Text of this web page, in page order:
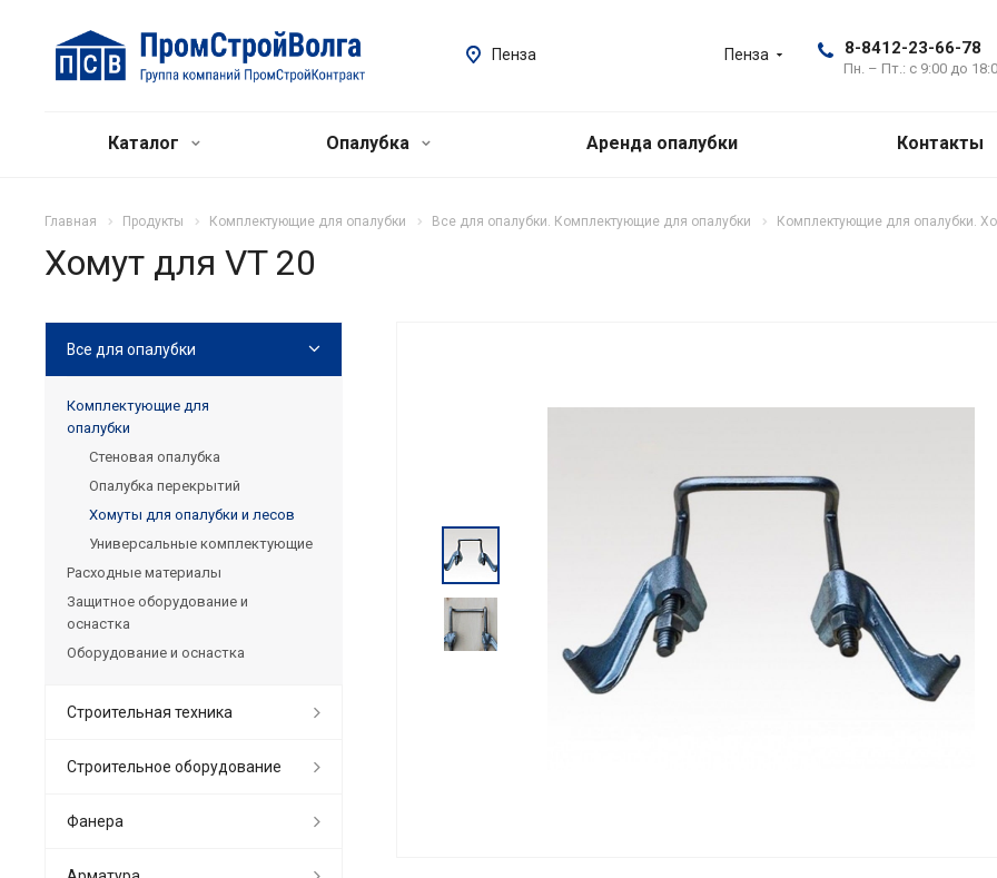
Пенза 8-8412-23-66-78
Пн. – Пт.: с 9:00 до
Пенза
Каталог Опалубка Аренда опалубки Контакты
Главная Продукты Комплектующие для опалубки Все для опалубки. Комплектующие для опалубки Комплектующие для опалубки.
Хомут для VT 20
Все для опалубки
Комплектующие для
опалубки
Стеновая опалубка
Опалубка перекрытий
Хомуты для опалубки и лесов
Универсальные комплектующие
Расходные материалы
Защитное оборудование и
оснастка
Оборудование и оснастка
Строительная техника
Строительное оборудование
Фанера